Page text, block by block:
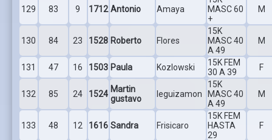
129 83 9 1712 Antonio Amaya
MASC 60
+
M
130 84 23 1528 Roberto Flores
15K
MASC 40
A 49
M
131 47 16 1503 Paula Kozlowski
15K FEM
30 A 39
F
132 85 24 1524 Martin
gustavo
leguizamon
15K
MASC 40
A 49
M
133 48 12 1616 Sandra Frisicaro
15K FEM
HASTA
29
F